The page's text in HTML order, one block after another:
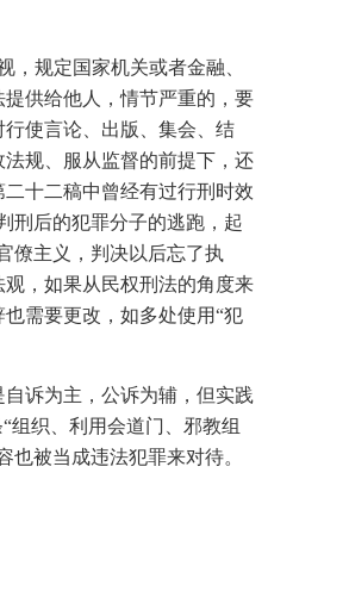
规定国家机关或者金融、
供给他人，情节严重的，要
使言论、出版、集会、结
规、服从监督的前提下，还
十二稿中曾经有过行刑时效
刑后的犯罪分子的逃跑，起
僚主义，判决以后忘了执
，如果从民权刑法的角度来
需要更改，如多处使用“犯
诉为主，公诉为辅，但实践
组织、利用会道门、邪教组
被当成违法犯罪来对待。